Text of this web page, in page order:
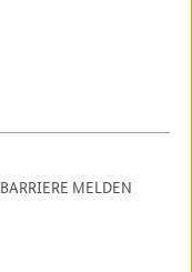
BARRIERE MELDEN